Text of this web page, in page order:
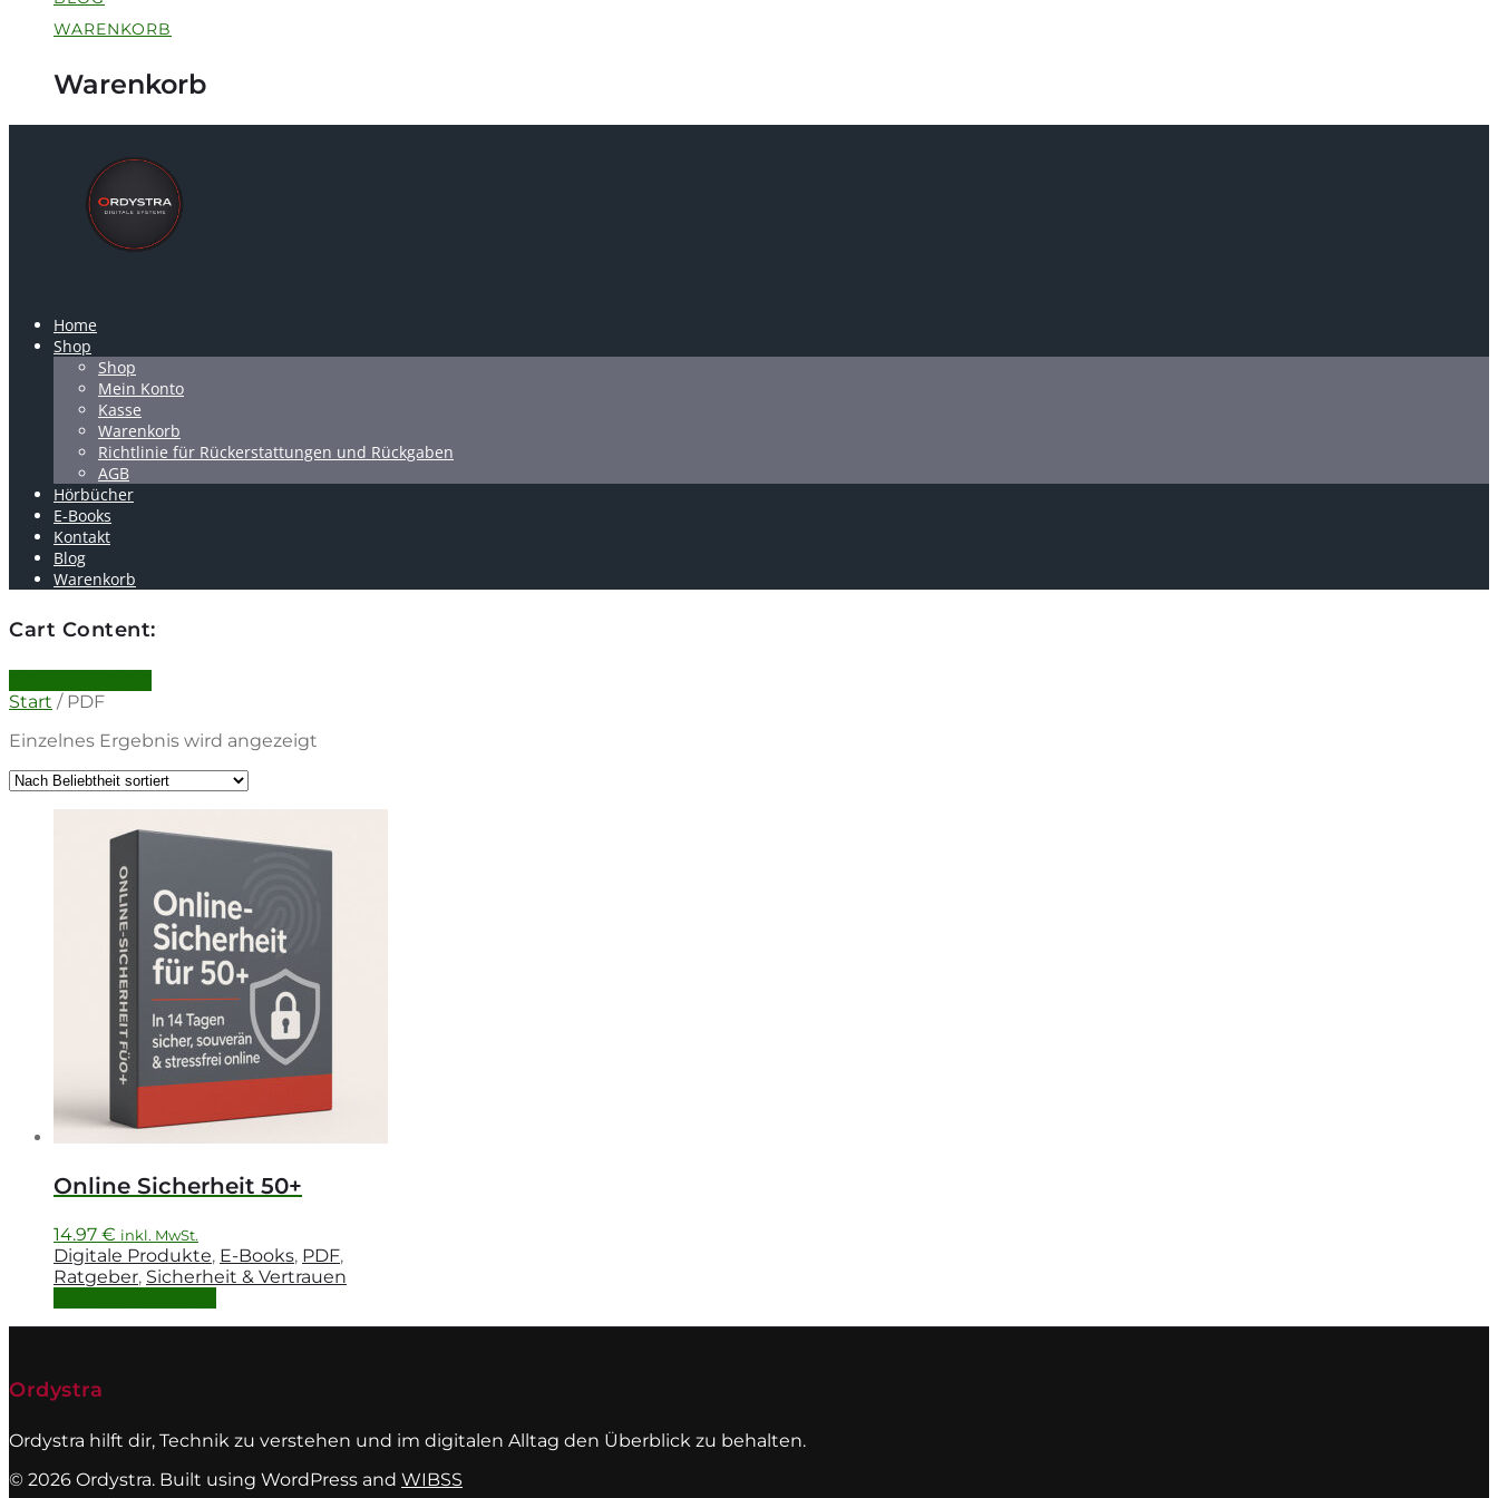
WARENKORB
Warenkorb
Home
Shop
Shop
Mein Konto
Kasse
Warenkorb
Richtlinie für Rückerstattungen und Rückgaben
AGB
Hörbücher
E-Books
Kontakt
Blog
Warenkorb
Cart Content:
Start / PDF
Einzelnes Ergebnis wird angezeigt
Online Sicherheit 50+
14.97 € inkl. MwSt.
Digitale Produkte, E-Books, PDF,
Ratgeber, Sicherheit & Vertrauen
Ordystra
Ordystra hilft dir, Technik zu verstehen und im digitalen Alltag den Überblick zu behalten.
© 2026 Ordystra. Built using WordPress and WIBSS